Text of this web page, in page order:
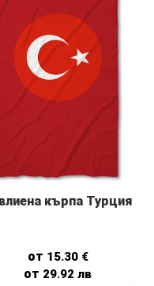
кърпа Турция
от 15.30 €
от 29.92лв